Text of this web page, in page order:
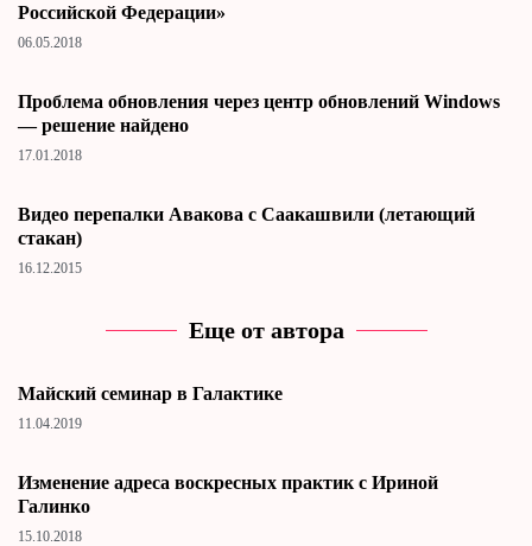
Российской Федерации»
06.05.2018
Проблема обновления через центр обновлений Windows
— решение найдено
17.01.2018
Видео перепалки Авакова с Саакашвили (летающий
стакан)
16.12.2015
Еще от автора
Майский семинар в Галактике
11.04.2019
Изменение адреса воскресных практик с Ириной
Галинко
15.10.2018